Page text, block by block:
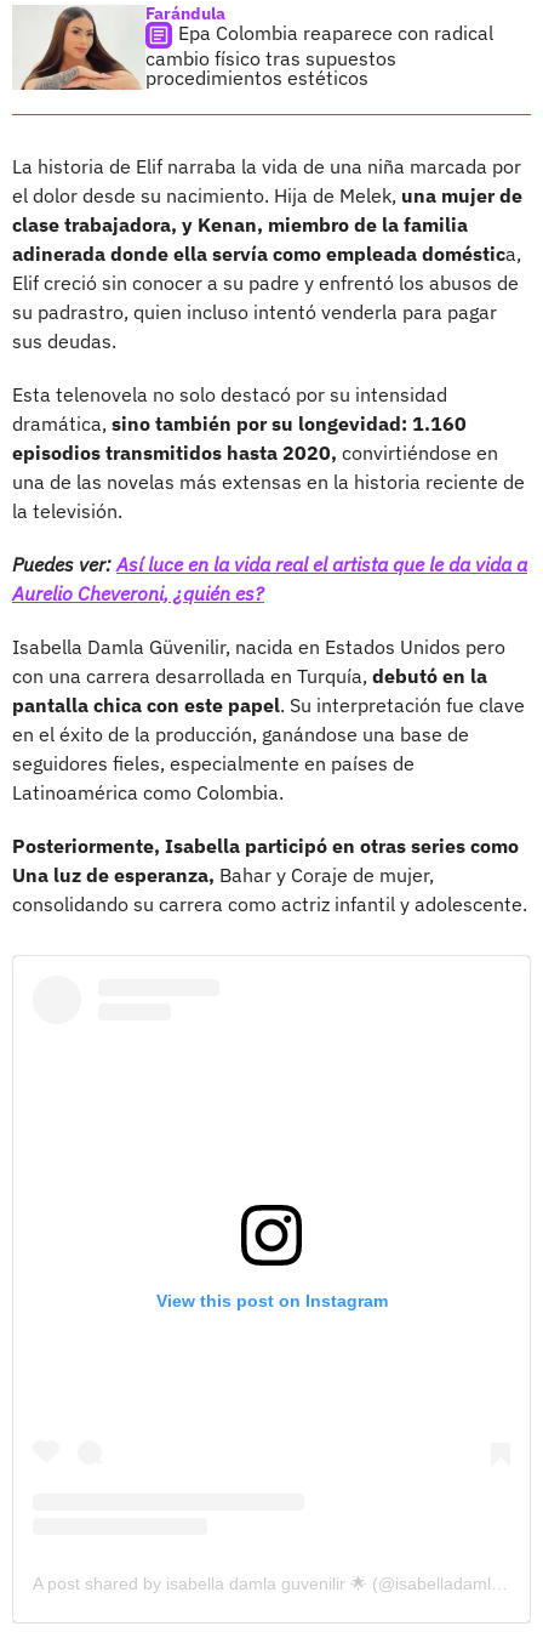
Farándula
Epa Colombia reaparece con radical
cambio físico tras supuestos
procedimientos estéticos
La historia de Elif narraba la vida de una niña marcada por
el dolor desde su nacimiento. Hija de Melek, una mujer de
clase trabajadora, y Kenan, miembro de la familia
adinerada donde ella servía como empleada doméstica,
Elif creció sin conocer a su padre y enfrentó los abusos de
su padrastro, quien incluso intentó venderla para pagar
sus deudas.
Esta telenovela no solo destacó por su intensidad
dramática, sino también por su longevidad: 1.160
episodios transmitidos hasta 2020, convirtiéndose en
una de las novelas más extensas en la historia reciente de
la televisión.
Puedes ver: Así luce en la vida real el artista que le da vida a
Aurelio Cheveroni, ¿quién es?
Isabella Damla Güvenilir, nacida en Estados Unidos pero
con una carrera desarrollada en Turquía, debutó en la
pantalla chica con este papel. Su interpretación fue clave
en el éxito de la producción, ganándose una base de
seguidores fieles, especialmente en países de
Latinoamérica como Colombia.
Posteriormente, Isabella participó en otras series como
Una luz de esperanza, Bahar y Coraje de mujer,
consolidando su carrera como actriz infantil y adolescente.
View this post on Instagram
A post shared by isabella damla guvenilir 🌟 (@isabelladamlaguvenilir)